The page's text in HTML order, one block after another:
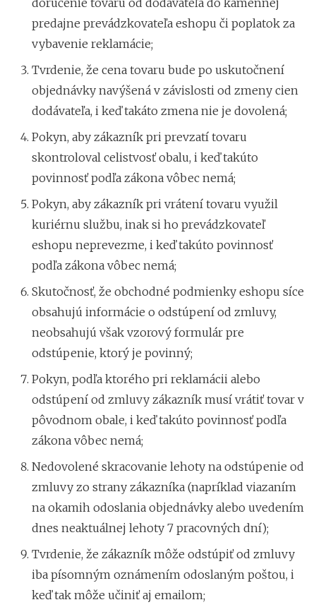
predajne prevádzkovateľa eshopu či poplatok za
vybavenie reklamácie;
Tvrdenie, že cena tovaru bude po uskutočnení
objednávky navýšená v závislosti od zmeny cien
dodávateľa, i keď takáto zmena nie je dovolená;
Pokyn, aby zákazník pri prevzatí tovaru
skontroloval celistvosť obalu, i keď takúto
povinnosť podľa zákona vôbec nemá;
Pokyn, aby zákazník pri vrátení tovaru využil
kuriérnu službu, inak si ho prevádzkovateľ
eshopu neprevezme, i keď takúto povinnosť
podľa zákona vôbec nemá;
Skutočnosť, že obchodné podmienky eshopu síce
obsahujú informácie o odstúpení od zmluvy,
neobsahujú však vzorový formulár pre
odstúpenie, ktorý je povinný;
Pokyn, podľa ktorého pri reklamácii alebo
odstúpení od zmluvy zákazník musí vrátiť tovar v
pôvodnom obale, i keď takúto povinnosť podľa
zákona vôbec nemá;
Nedovolené skracovanie lehoty na odstúpenie od
zmluvy zo strany zákazníka (napríklad viazaním
na okamih odoslania objednávky alebo uvedením
dnes neaktuálnej lehoty 7 pracovných dní);
Tvrdenie, že zákazník môže odstúpiť od zmluvy
iba písomným oznámením odoslaným poštou, i
keď tak môže učiniť aj emailom;